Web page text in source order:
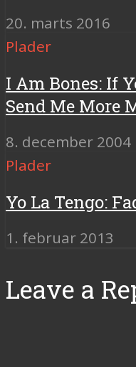
20. marts 2016
Plader
I Am Bones: If
Send Me More
8. december 2004
Plader
Yo La Tengo:
1. februar 2013
Leave a